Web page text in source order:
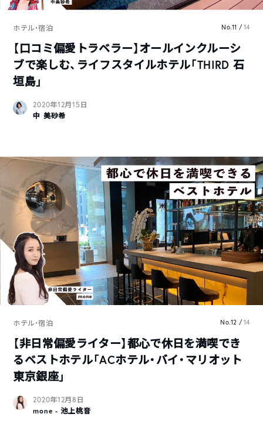
No.11 /14
ホテル・宿泊
【口コミ偏愛トラベラー】オールインクルーシ
ブで楽しむ、ライフスタイルホテル「THIRD 石
垣島」
2020年12月15日
中 美砂希
No.12 /14
ホテル・宿泊
【非日常偏愛ライター】都心で休日を満喫でき
るベストホテル「ACホテル・バイ・マリオット
東京銀座」
2020年12月8日
mone - 池上桃音